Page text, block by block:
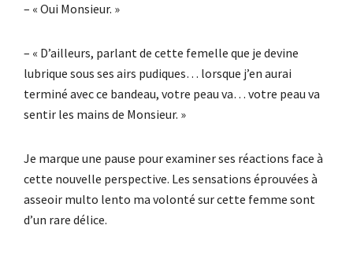
– « Oui Monsieur. »
– « D’ailleurs, parlant de cette femelle que je devine
lubrique sous ses airs pudiques… lorsque j’en aurai
terminé avec ce bandeau, votre peau va… votre peau va
sentir les mains de Monsieur. »
Je marque une pause pour examiner ses réactions face à
cette nouvelle perspective. Les sensations éprouvées à
asseoir multo lento ma volonté sur cette femme sont
d’un rare délice.